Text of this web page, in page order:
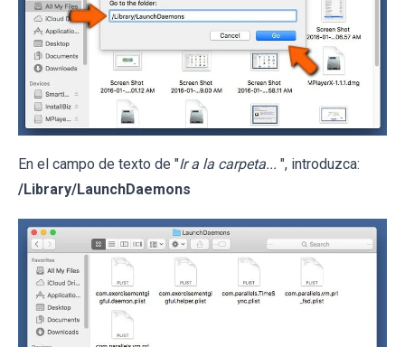
En el campo de texto de "Ir a la carpeta... ", introduzca:
/Library/LaunchDaemons